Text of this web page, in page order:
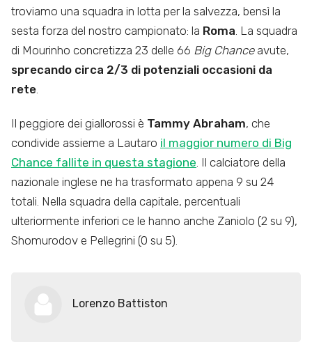
troviamo una squadra in lotta per la salvezza, bensì la
sesta forza del nostro campionato: la Roma. La squadra
di Mourinho concretizza 23 delle 66 Big Chanceavute,
sprecando circa 2/3 di potenziali occasioni da
rete.
Il peggiore dei giallorossi è Tammy Abraham, che
condivide assieme a Lautaro il maggior numero di Big
Chance fallite in questa stagione . Il calciatore della
nazionale inglese ne ha trasformato appena 9 su 24
totali. Nella squadra della capitale, percentuali
ulteriormente inferiori ce le hanno anche Zaniolo (2 su 9),
Shomurodov e Pellegrini (0 su 5).
Lorenzo Battiston